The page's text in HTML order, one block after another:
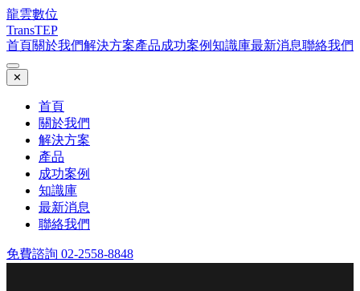
龍雲數位
TransTEP
首頁關於我們解決方案產品成功案例知識庫最新消息聯絡我們
✕
首頁
關於我們
解決方案
產品
成功案例
知識庫
最新消息
聯絡我們
免費諮詢 02-2558-8848